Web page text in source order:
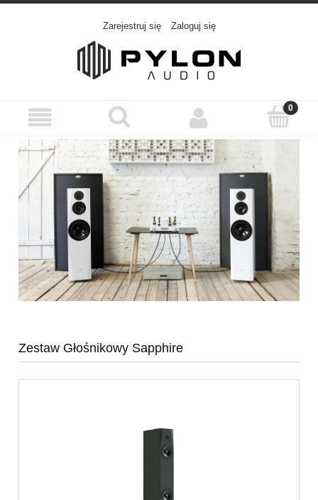
Zarejestruj się Zaloguj się
Zestaw Głośnikowy Sapphire